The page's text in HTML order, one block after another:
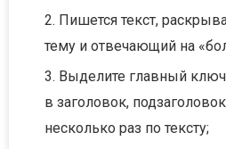
Пишется текст,
тему и отвечающий на
Выделите главный
в заголовок,
несколько раз по тексту;